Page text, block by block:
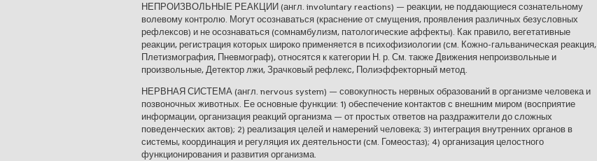
НЕПРОИЗВОЛЬНЫЕ РЕАКЦИИ (англ. involuntary reactions) — реакции, не поддающиеся сознательному
волевому контролю. Могут осознаваться (краснение от смущения, проявления различных безусловных
рефлексов) и не осознаваться (сомнамбулизм, патологические аффекты). Как правило, вегетативные
реакции, регистрация которых широко применяется в психофизиологии (см. Кожно-гальваническая реакция,
Плетизмография, Пневмограф), относятся к категории Н. р. См. также Движения непроизвольные и
произвольные, Детектор лжи, Зрачковый рефлекс, Полиэффекторный метод.
НЕРВНАЯ СИСТЕМА (англ. nervous system) — совокупность нервных образований в организме человека и
позвоночных животных. Ее основные функции: 1) обеспечение контактов с внешним миром (восприятие
информации, организация реакций организма — от простых ответов на раздражители до сложных
поведенческих актов); 2) реализация целей и намерений человека; 3) интеграция внутренних органов в
системы, координация и регуляция их деятельности (см. Гомеостаз); 4) организация целостного
функционирования и развития организма.